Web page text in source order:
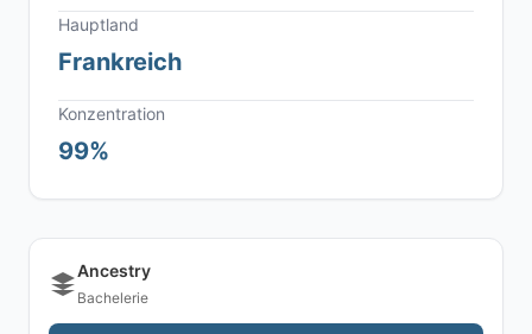
Hauptland
Frankreich
Konzentration
99%
Ancestry
Bachelerie